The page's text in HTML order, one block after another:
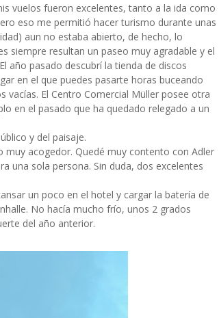
vuelos fueron excelentes, tanto a la ida como
eso me permitió hacer turismo durante unas
aun no estaba abierto, de hecho, lo
siempre resultan un paseo muy agradable y el
año pasado descubrí la tienda de discos
en el que puedes pasarte horas buceando
vacías. El Centro Comercial Müller posee otra
en el pasado que ha quedado relegado a un
y del paisaje.
acogedor. Quedé muy contento con Adler
una sola persona. Sin duda, dos excelentes
un poco en el hotel y cargar la batería de
No hacía mucho frío, unos 2 grados
del año anterior.